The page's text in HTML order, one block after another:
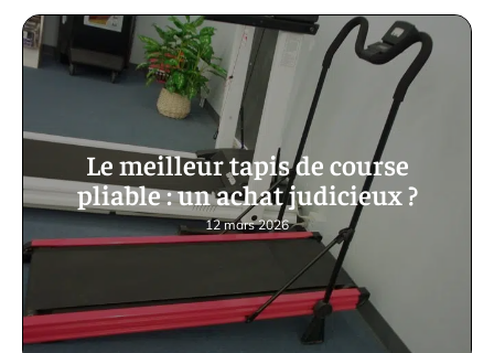
Le meilleur tapis de course
pliable : un achat judicieux ?
12 mars 2026